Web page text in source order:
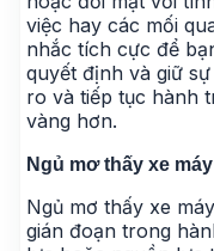
việc hay các mối
nhắc tích cực để
quyết định và giữ
ro và tiếp tục hành
vàng hơn.
Ngủ mơ thấy xe
Ngủ mơ thấy xe
gián đoạn trong